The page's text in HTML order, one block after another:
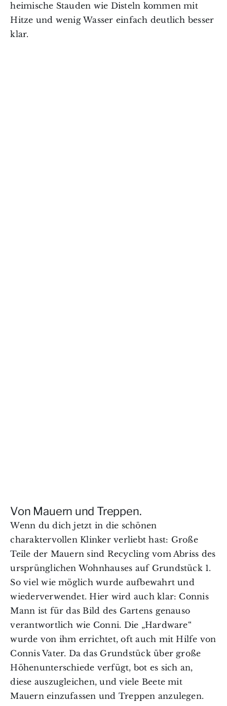
heimische Stauden wie Disteln kommen mit
Hitze und wenig Wasser einfach deutlich besser
klar.
Von Mauern und Treppen.
Wenn du dich jetzt in die schönen
charaktervollen Klinker verliebt hast: Große
Teile der Mauern sind Recycling vom Abriss des
ursprünglichen Wohnhauses auf Grundstück 1.
So viel wie möglich wurde aufbewahrt und
wiederverwendet. Hier wird auch klar: Connis
Mann ist für das Bild des Gartens genauso
verantwortlich wie Conni. Die „Hardware“
wurde von ihm errichtet, oft auch mit Hilfe von
Connis Vater. Da das Grundstück über große
Höhenunterschiede verfügt, bot es sich an,
diese auszugleichen, und viele Beete mit
Mauern einzufassen und Treppen anzulegen.